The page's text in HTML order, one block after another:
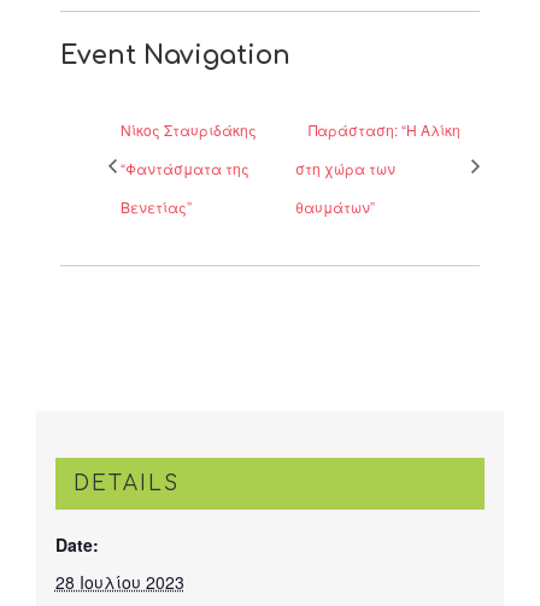
Event Navigation
Νίκος Σταυριδάκης
“Φαντάσματα της
Βενετίας”
Παράσταση: “Η Αλίκη
στη χώρα των
θαυμάτων”
DETAILS
Date:
28 Ιουλίου 2023